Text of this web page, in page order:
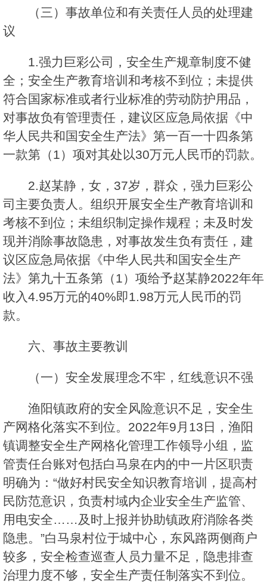
（三）事故单位和有关责任人员的处理建
议
1.强力巨彩公司，安全生产规章制度不健
全；安全生产教育培训和考核不到位；未提供
符合国家标准或者行业标准的劳动防护用品，
对事故负有管理责任，建议区应急局依据《中
华人民共和国安全生产法》第一百一十四条第
一款第（1）项对其处以30万元人民币的罚款。
2.赵某静，女，37岁，群众，强力巨彩公
司主要负责人。组织开展安全生产教育培训和
考核不到位；未组织制定操作规程；未及时发
现并消除事故隐患，对事故发生负有责任，建
议区应急局依据《中华人民共和国安全生产
法》第九十五条第（1）项给予赵某静2022年年
收入4.95万元的40%即1.98万元人民币的罚
款。
六、事故主要教训
（一）安全发展理念不牢，红线意识不强
渔阳镇政府的安全风险意识不足，安全生
产网格化落实不到位。2022年9月13日，渔阳
镇调整安全生产网格化管理工作领导小组，监
管责任台账对包括白马泉在内的中一片区职责
明确为：“做好村民安全知识教育培训，提高村
民防范意识，负责村域内企业安全生产监管、
用电安全……及时上报并协助镇政府消除各类
隐患。”白马泉村位于城中心，东风路两侧商户
较多，安全检查巡查人员力量不足，隐患排查
治理力度不够，安全生产责任制落实不到位。